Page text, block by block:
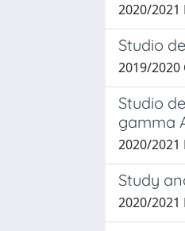
2020/2021
Studio
2019/
Studio
gamma
2020/2021
Study
2020/